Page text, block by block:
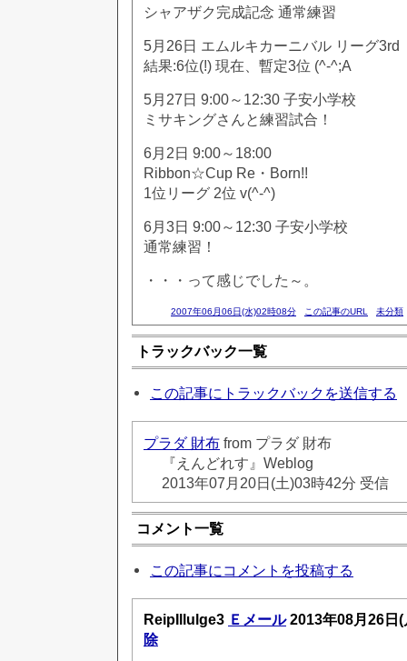
シャアザク完成記念 通常練習
5月26日 エムルキカーニバル リーグ3rd
結果:6位(!) 現在、暫定3位 (^-^;A
5月27日 9:00～12:30 子安小学校
ミサキングさんと練習試合！
6月2日 9:00～18:00
Ribbon☆Cup Re・Born!!
1位リーグ 2位 v(^-^)
6月3日 9:00～12:30 子安小学校
通常練習！
・・・って感じでした～。
2007年06月06日(水)02時08分 この記事のURL 未分類
トラックバック一覧
この記事にトラックバックを送信する
プラダ 財布 from プラダ 財布
『えんどれす』Weblog
2013年07月20日(土)03時42分 受信
コメント一覧
この記事にコメントを投稿する
ReipIllulge3 Ｅメール 2013年08月26日
除